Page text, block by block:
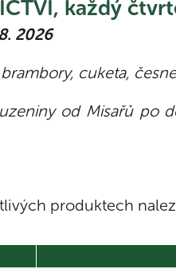
každý
2026
cuketa,
od Misařů po
produktech